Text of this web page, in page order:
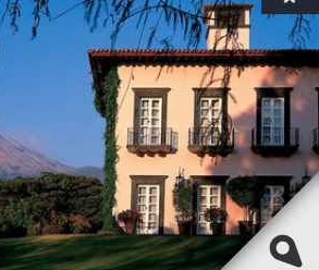
can't load Google Maps correctly.
Do you own this website?